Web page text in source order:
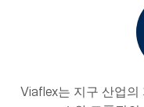
Viaflex는 지구 산업의